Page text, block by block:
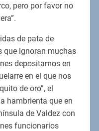
pero por favor no
de pata de
que ignoran muchas
depositamos en
en el que nos
de oro”, el
hambrienta que en
de Valdez con
funcionarios